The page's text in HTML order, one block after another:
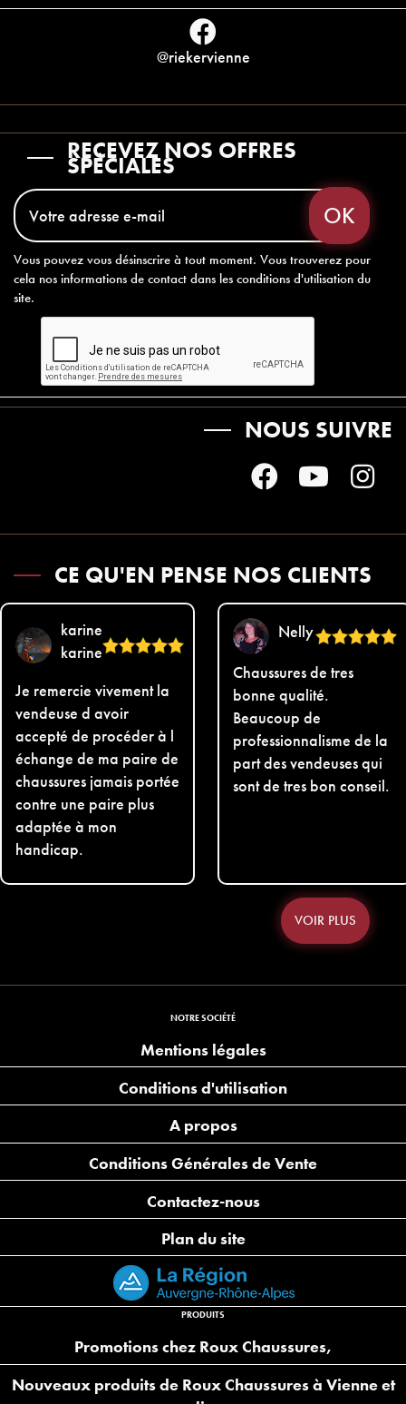
@riekervienne
RECEVEZ NOS OFFRES
SPÉCIALES
Vous pouvez vous désinscrire à tout moment. Vous trouverez pour
cela nos informations de contact dans les conditions d'utilisation du
site.
NOUS SUIVRE
CE QU'EN PENSE NOS CLIENTS
karine
karine
Je remercie vivement la
vendeuse d avoir
accepté de procéder à l
échange de ma paire de
chaussures jamais portée
contre une paire plus
adaptée à mon
handicap.
Nelly
Chaussures de tres
bonne qualité.
Beaucoup de
professionnalisme de la
part des vendeuses qui
sont de tres bon conseil.
VOIR PLUS
NOTRE SOCIÉTÉ
Mentions légales
Conditions d'utilisation
A propos
Conditions Générales de Vente
Contactez-nous
Plan du site
PRODUITS
Promotions chez Roux Chaussures,
Nouveaux produits de Roux Chaussures à Vienne et